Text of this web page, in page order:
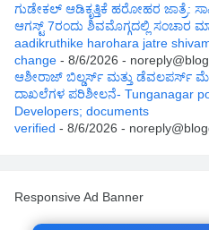
ಗುಡೇಕಲ್ ಆಡಿಕೃತ್ತಿಕೆ ಹರೋಹರ ಜಾತ್ರೆ:
ಆಗಸ್ಟ್ 7ರಂದು ಶಿವಮೊಗ್ಗದಲ್ಲಿ ಸಂಚಾರ
aadikruthike harohara jatre
change - 8/6/2026 -
ಆಶೀರಾಜ್ ಬಿಲ್ಡರ್ಸ್ ಮತ್ತು ಡೆವಲಪರ್ಸ್
ದಾಖಲೆಗಳ ಪರಿಶೀಲನೆ- Tunganagar
Developers; documents
verified - 8/6/2026 -
Responsive Ad Banner